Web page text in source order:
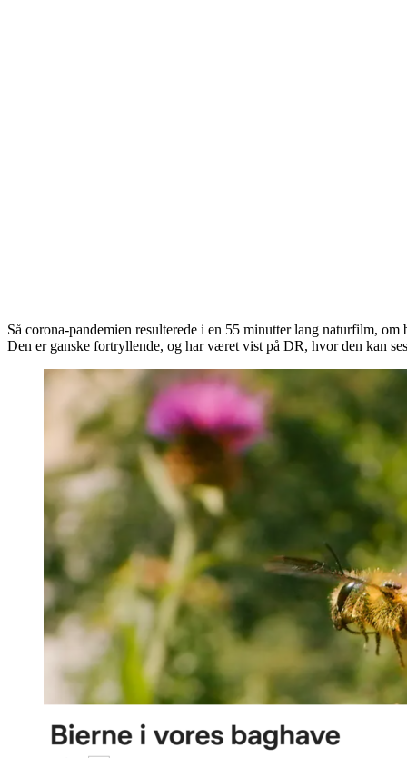
Så corona-pandemien resulterede i en 55 minutter lang naturfilm,
Den er ganske fortryllende, og har været vist på DR, hvor den kan